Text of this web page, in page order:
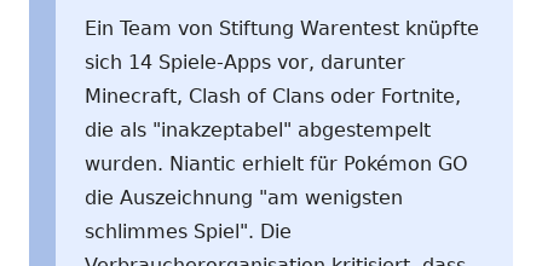
Ein Team von Stiftung Warentest knüpfte
sich 14 Spiele-Apps vor, darunter
Minecraft, Clash of Clans oder Fortnite,
die als "inakzeptabel" abgestempelt
wurden. Niantic erhielt für Pokémon GO
die Auszeichnung "am wenigsten
schlimmes Spiel". Die